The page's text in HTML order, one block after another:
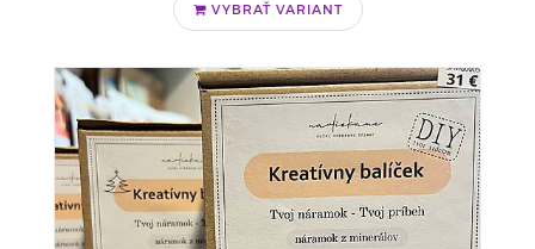
VYBRAŤ VARIANT